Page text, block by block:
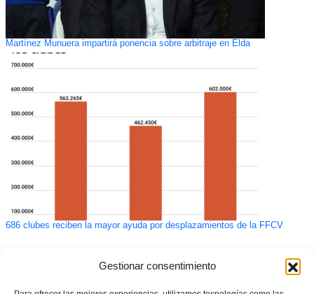
Gestionar consentimiento
Martínez Munuera impartirá ponencia sobre arbitraje en Elda
686 clubes reciben la mayor ayuda por desplazamientos de la FFCV